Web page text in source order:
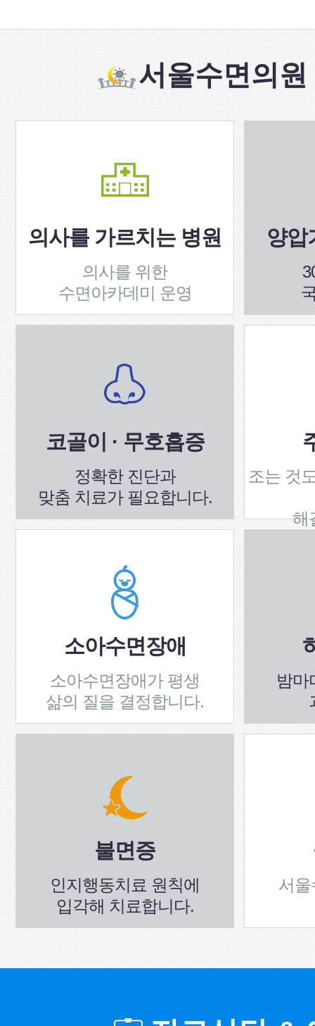
서울수면의
의사를 가르치는 병원
의사를 위한
수면아카데미 운영
양압
코골이 · 무호흡증
정확한 진단과
맞춤 치료가 필요합니다.
조는 것
해
소아수면장애
소아수면장애가 평생
삶의 질을 결정합니다.
밤마
불면증
인지행동치료 원칙에
입각해 치료합니다.
서